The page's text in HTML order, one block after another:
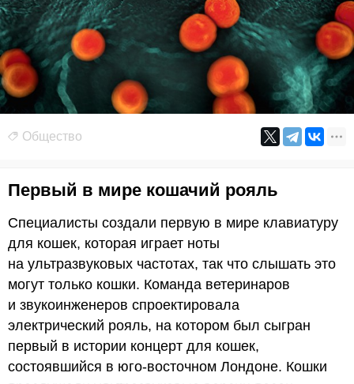
Общество
Первый в мире кошачий рояль
Специалисты создали первую в мире клавиатуру
для кошек, которая играет ноты
на ультразвуковых частотах, так что слышать это
могут только кошки. Команда ветеринаров
и звукоинженеров спроектировала
электрический рояль, на котором был сыгран
первый в истории концерт для кошек,
состоявшийся в юго-восточном Лондоне. Кошки